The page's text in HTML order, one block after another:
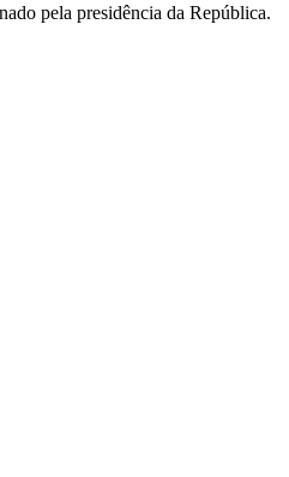
pela presidência da República.